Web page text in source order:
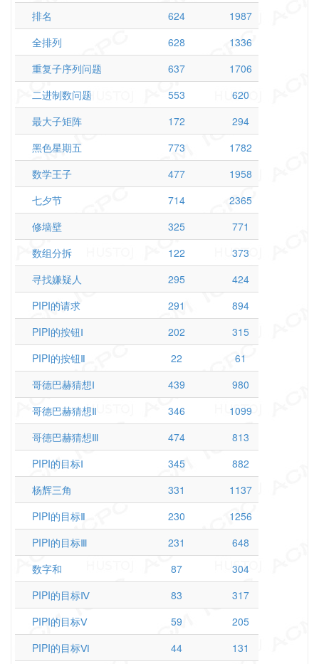
排名 624
1987
全排列
628
1336
重复子序列问题
637
1706
二进制数问题
553
620
最大子矩阵
172
294
黑色星期五
773
1782
数学王子
477
1958
七夕节
714
2365
修墙壁
325
771
数组分拆
122
373
寻找嫌疑人
295
424
PIPI的请求
291
894
PIPI的按钮Ⅰ
202
315
PIPI的按钮Ⅱ
22
61
哥德巴赫猜想Ⅰ
439
980
哥德巴赫猜想Ⅱ
346
1099
哥德巴赫猜想Ⅲ
474
813
PIPI的目标Ⅰ
345
882
杨辉三角
331
1137
PIPI的目标Ⅱ
230
1256
PIPI的目标Ⅲ
231
648
数字和
87
304
PIPI的目标Ⅳ
83
317
PIPI的目标Ⅴ
59
205
PIPI的目标Ⅵ
44
131